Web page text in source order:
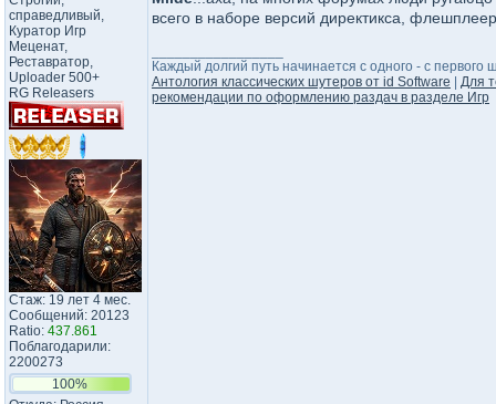
справедливый,
Куратор Игр
Меценат,
Реставратор,
Uploader 500+
RG Releasers
Стаж: 19 лет 4 мес.
Сообщений: 20123
Ratio: 437.861
Поблагодарили:
2200273
100%
всего в наборе версий директикса,
Каждый долгий путь начинается с одного - с первого
Антология классических шутеров от id Software
Для
рекомендации по оформлению раздач в разделе Игр